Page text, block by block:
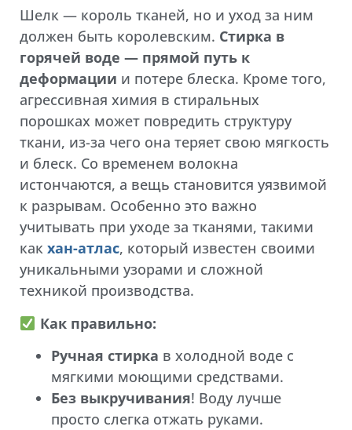
Шелк — король тканей, но и уход за ним
должен быть королевским. Стирка в
горячей воде — прямой путь к
деформации и потере блеска. Кроме того,
агрессивная химия в стиральных
порошках может повредить структуру
ткани, из-за чего она теряет свою мягкость
и блеск. Со временем волокна
истончаются, а вещь становится уязвимой
к разрывам. Особенно это важно
учитывать при уходе за тканями, такими
как хан-атлас, который известен своими
уникальными узорами и сложной
техникой производства.
Как правильно:
Ручная стирка в холодной воде с
мягкими моющими средствами.
Без выкручивания! Воду лучше
просто слегка отжать руками.